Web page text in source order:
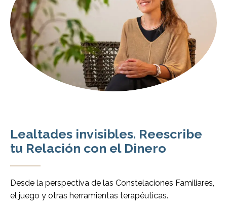
Lealtades invisibles. Reescribe
tu Relación con el Dinero
Desde la perspectiva de las Constelaciones Familiares,
el juego y otras herramientas terapéuticas.